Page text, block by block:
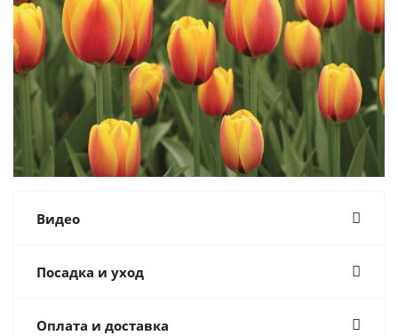
Видео
Посадка и уход
Оплата и доставка